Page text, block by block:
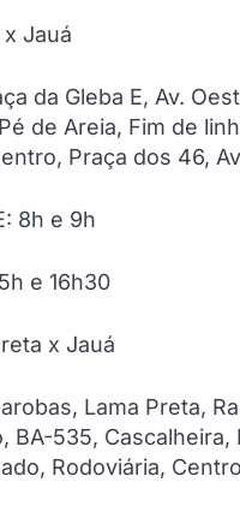
x Jauá
da Gleba E, Av.
de Areia, Fim de
Praça dos 46,
8h e 9h
e 16h30
x Jauá
Lama Preta,
BA-535, Cascalheira,
Rodoviária,